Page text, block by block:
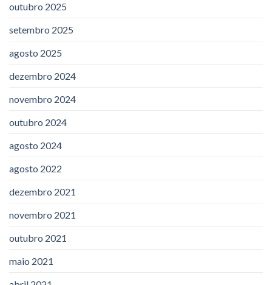
outubro 2025
setembro 2025
agosto 2025
dezembro 2024
novembro 2024
outubro 2024
agosto 2024
agosto 2022
dezembro 2021
novembro 2021
outubro 2021
maio 2021